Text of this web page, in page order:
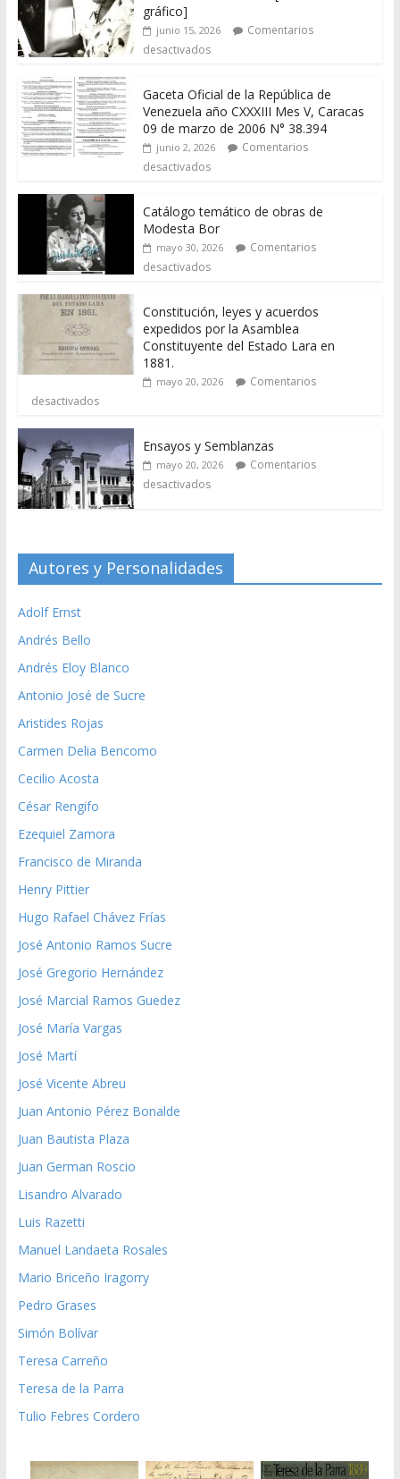
gráfico]
junio 15, 2026
Comentarios
desactivados
Gaceta Oficial de la República de
Venezuela año CXXXIII Mes V, Caracas
09 de marzo de 2006 N° 38.394
junio 2, 2026
Comentarios
desactivados
Catálogo temático de obras de
Modesta Bor
mayo 30, 2026
Comentarios
desactivados
Constitución, leyes y acuerdos
expedidos por la Asamblea
Constituyente del Estado Lara en
1881.
mayo 20, 2026
Comentarios
desactivados
Ensayos y Semblanzas
mayo 20, 2026
Comentarios
desactivados
Autores y Personalidades
Adolf Ernst
Andrés Bello
Andrés Eloy Blanco
Antonio José de Sucre
Aristides Rojas
Carmen Delia Bencomo
Cecilio Acosta
César Rengifo
Ezequiel Zamora
Francisco de Miranda
Henry Pittier
Hugo Rafael Chávez Frías
José Antonio Ramos Sucre
José Gregorio Hernández
José Marcial Ramos Guedez
José María Vargas
José Martí
José Vicente Abreu
Juan Antonio Pérez Bonalde
Juan Bautista Plaza
Juan German Roscio
Lisandro Alvarado
Luis Razetti
Manuel Landaeta Rosales
Mario Briceño Iragorry
Pedro Grases
Simón Bolívar
Teresa Carreño
Teresa de la Parra
Tulio Febres Cordero